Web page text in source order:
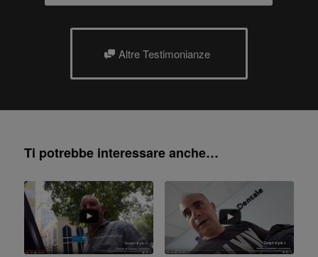
Altre Testimonianze
Ti potrebbe interessare anche…